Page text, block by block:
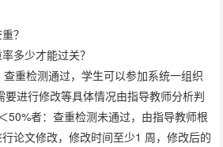
？
多少才能过关？
重检测通过，学生可以参加系统一组织
要进行修改等具体情况由指导教师分析判
50%者：查重检测未通过，由指导教师根
论文修改，修改时间至少1 周，修改后的